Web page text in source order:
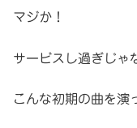
マジか！
サービスし過ぎじゃ
こんな初期の曲を演